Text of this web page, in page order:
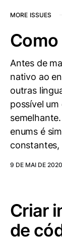
MORE ISSUES
Como
Antes de
nativo ao
outras
possível
enums é
constantes,
9 DE MAI DE 2020
Criar
de